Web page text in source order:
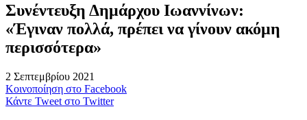
Συνέντευξη Δημάρχου Ιωαννίνων:
«Έγιναν πολλά, πρέπει να γίνουν ακόμη
περισσότερα»
2 Σεπτεμβρίου 2021
Κοινοποίηση στο Facebook
Κάντε Tweet στο Twitter